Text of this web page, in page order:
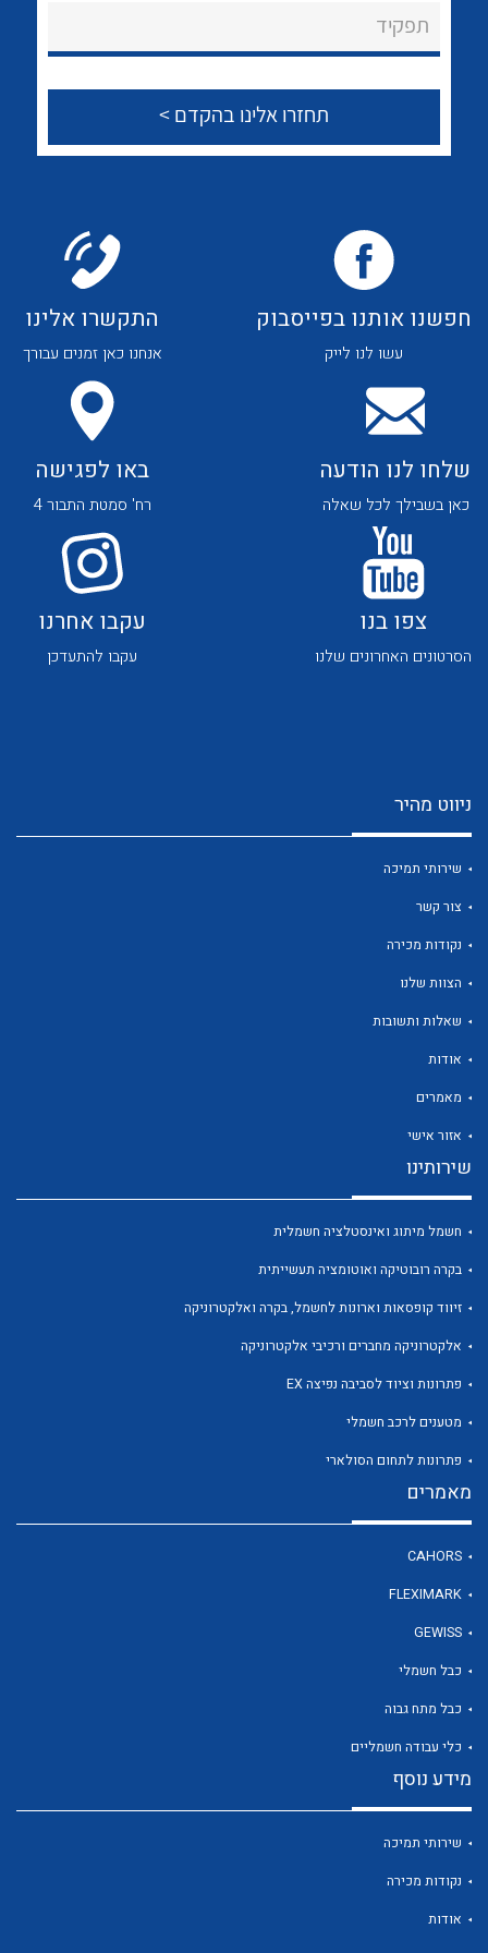
צור קשר
לכל מוצרי היצרן לכל מוצרי היצרן
לכל מוצרי היצרן
תפקיד
חפשנו אותנו בפייסבוק
עשו לנו לייק
התקשרו אלינו
אנחנו כאן זמנים עבורך
שלחו לנו הודעה
כאן בשבילך לכל שאלה
באו לפגישה
רח' סמטת התבור 4
צפו בנו
הסרטונים האחרונים שלנו
עקבו אחרנו
עקבו להתעדכן
ניווט מהיר
שירותי תמיכה
צור קשר
נקודות מכירה
הצוות שלנו
שאלות ותשובות
אודות
מאמרים
אזור אישי
שירותינו
חשמל מיתוג ואינסטלציה חשמלית
בקרה רובוטיקה ואוטומציה תעשייתית
זיווד קופסאות וארונות לחשמל, בקרה ואלקטרוניקה
אלקטרוניקה מחברים ורכיבי אלקטרוניקה
פתרונות וציוד לסביבה נפיצה EX
מטענים לרכב חשמלי
פתרונות לתחום הסולארי
מאמרים
CAHORS
FLEXIMARK
GEWISS
כבל חשמלי
כבל מתח גבוה
כלי עבודה חשמליים
מידע נוסף
שירותי תמיכה
נקודות מכירה
אודות